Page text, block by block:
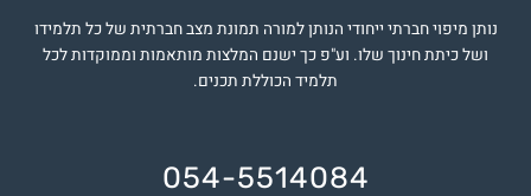
נותן מיפוי חברתי ייחודי הנותן למורה תמונת מצב חברתית של כל תלמידו
ושל כיתת חינוך שלו. וע"פ כך ישנם המלצות מותאמות וממוקדות לכל
תלמיד הכוללת תכנים.
054-5514084